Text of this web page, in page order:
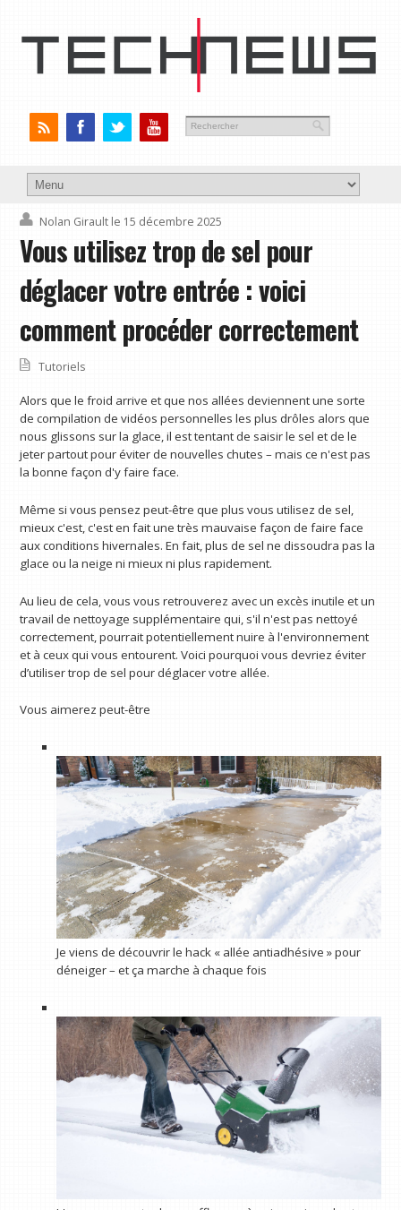
Nolan Girault le 15 décembre 2025
Vous utilisez trop de sel pour
déglacer votre entrée : voici
comment procéder correctement
Tutoriels
Alors que le froid arrive et que nos allées deviennent une sorte
de compilation de vidéos personnelles les plus drôles alors que
nous glissons sur la glace, il est tentant de saisir le sel et de le
jeter partout pour éviter de nouvelles chutes – mais ce n'est pas
la bonne façon d'y faire face.
Même si vous pensez peut-être que plus vous utilisez de sel,
mieux c'est, c'est en fait une très mauvaise façon de faire face
aux conditions hivernales. En fait, plus de sel ne dissoudra pas la
glace ou la neige ni mieux ni plus rapidement.
Au lieu de cela, vous vous retrouverez avec un excès inutile et un
travail de nettoyage supplémentaire qui, s'il n'est pas nettoyé
correctement, pourrait potentiellement nuire à l'environnement
et à ceux qui vous entourent. Voici pourquoi vous devriez éviter
d’utiliser trop de sel pour déglacer votre allée.
Vous aimerez peut-être
Je viens de découvrir le hack « allée antiadhésive » pour
déneiger – et ça marche à chaque fois